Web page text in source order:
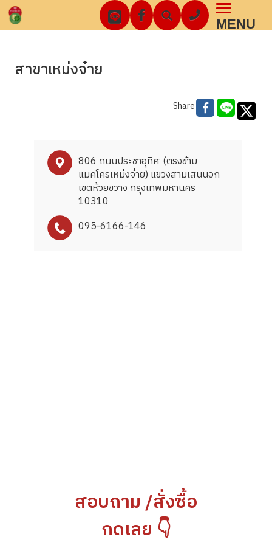
MENU
สาขาเหม่งจ๋าย
Share
806 ถนนประชาอุทิศ (ตรงข้าม
แมคโครเหม่งจ๋าย) แขวงสามเสนนอก
เขตห้วยขวาง กรุงเทพมหานคร
10310
095-6166-146
สอบถาม /สั่งซื้อ
กดเลย 👇